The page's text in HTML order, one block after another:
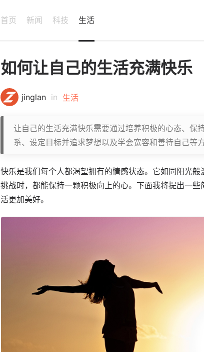
首页 新闻 科技 生活
如何让自己的生活充满快乐
jinglan in 生活
让自己的生活充满快乐需要通过培养积极的心态、保
系、设定目标并追求梦想以及学会宽容和善待自己等
快乐是我们每个人都渴望拥有的情感状态。它如同阳光
挑战时，都能保持一颗积极向上的心。下面我将提出一
活更加美好。